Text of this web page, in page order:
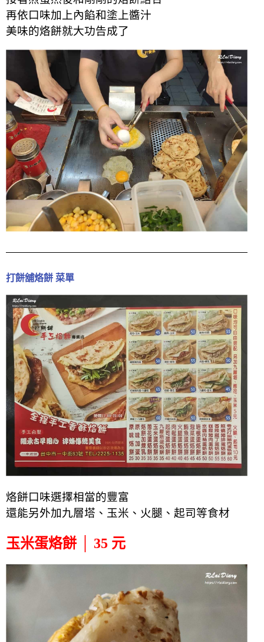
再依口味加上內餡和塗上醬汁
美味的烙餅就大功告成了
打餅舖烙餅 菜單
烙餅口味選擇相當的豐富
還能另外加九層塔、玉米、火腿、起司等食材
玉米蛋烙餅 │ 35 元